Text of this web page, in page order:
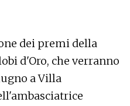
dei premi della
d'Oro, che verranno
a Villa